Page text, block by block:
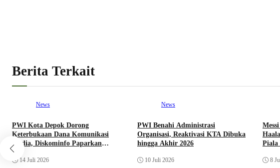
Berita Terkait
News
PWI Kota Depok Dorong
Keterbukaan Dana Komunikasi
Media, Diskominfo Paparkan
Realisasi Anggaran
14 Juli 2026
News
PWI Benahi Administrasi
Organisasi, Reaktivasi KTA Dibuka
hingga Akhir 2026
10 Juli 2026
Piala
8